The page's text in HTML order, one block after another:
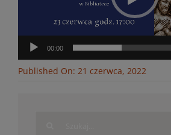
00:00
Published On: 21 czerwca, 2022